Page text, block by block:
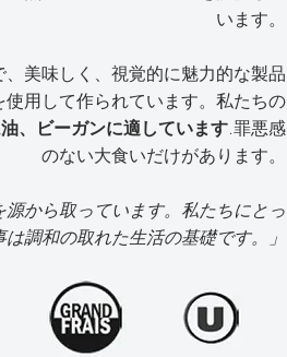
います。
美味しく、視覚的に魅力的な製品
用して作られています。私たちの
、ビーガンに適しています.罪悪感
のない大食いだけがあります。
から取っています。私たちにとっ
調和の取れた生活の基礎です。」